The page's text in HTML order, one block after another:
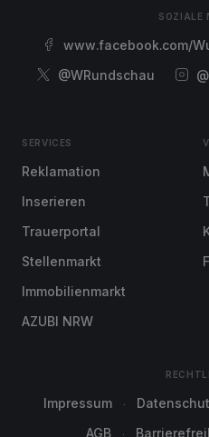
SOZIALE
www.facebook.com/
@WRundschau
SERVICES
Reklamation
Inserieren
Trauerportal
Stellenmarkt
Immobilienmarkt
AZUBI NRW
Impressum
AGB